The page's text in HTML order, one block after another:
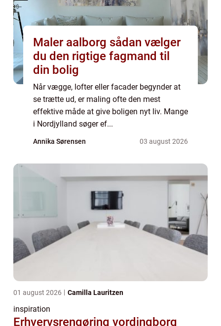
Maler aalborg sådan vælger
du den rigtige fagmand til
din bolig
Når vægge, lofter eller facader begynder at
se trætte ud, er maling ofte den mest
effektive måde at give boligen nyt liv. Mange
i Nordjylland søger ef...
Annika Sørensen 03 august 2026
01 august 2026 Camilla Lauritzen
inspiration
Erhvervsrengøring vordingborg